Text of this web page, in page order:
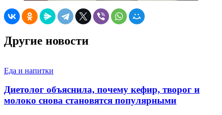
Другие новости
Еда и напитки
Диетолог объяснила, почему кефир, творог и
молоко снова становятся популярными